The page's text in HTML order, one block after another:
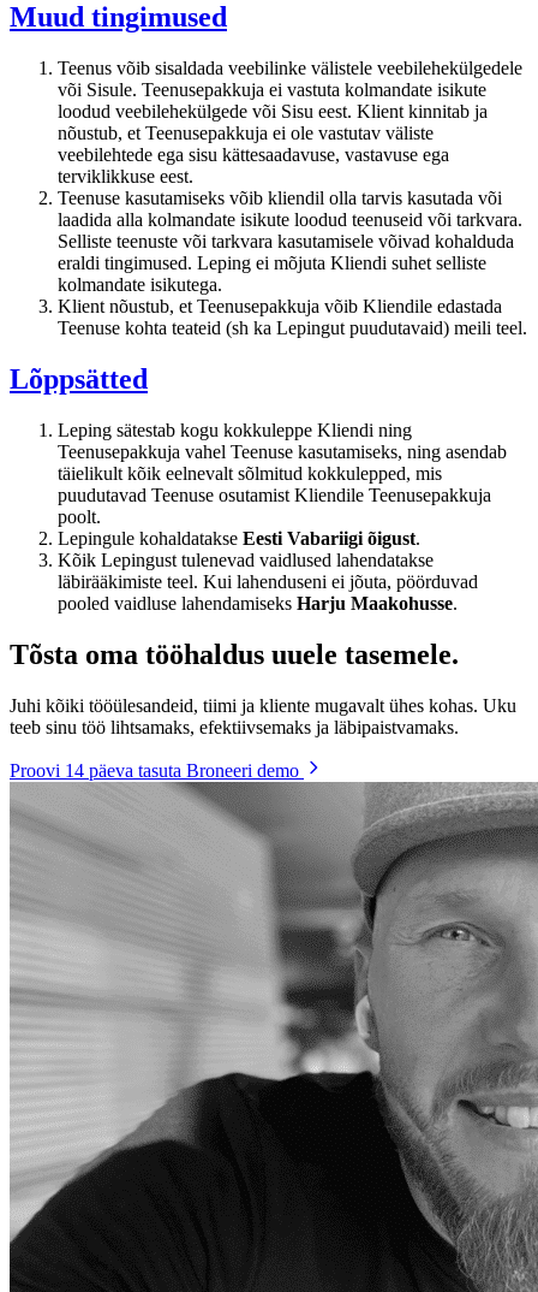
Muud tingimused
Teenus võib sisaldada veebilinke välistele veebilehekülgedele
või Sisule. Teenusepakkuja ei vastuta kolmandate isikute
loodud veebilehekülgede või Sisu eest. Klient kinnitab ja
nõustub, et Teenusepakkuja ei ole vastutav väliste
veebilehtede ega sisu kättesaadavuse, vastavuse ega
terviklikkuse eest.
Teenuse kasutamiseks võib kliendil olla tarvis kasutada või
laadida alla kolmandate isikute loodud teenuseid või tarkvara.
Selliste teenuste või tarkvara kasutamisele võivad kohalduda
eraldi tingimused. Leping ei mõjuta Kliendi suhet selliste
kolmandate isikutega.
Klient nõustub, et Teenusepakkuja võib Kliendile edastada
Teenuse kohta teateid (sh ka Lepingut puudutavaid) meili teel.
Lõppsätted
Leping sätestab kogu kokkuleppe Kliendi ning
Teenusepakkuja vahel Teenuse kasutamiseks, ning asendab
täielikult kõik eelnevalt sõlmitud kokkulepped, mis
puudutavad Teenuse osutamist Kliendile Teenusepakkuja
poolt.
Lepingule kohaldatakse Eesti Vabariigi õigust.
Kõik Lepingust tulenevad vaidlused lahendatakse
läbirääkimiste teel. Kui lahenduseni ei jõuta, pöörduvad
pooled vaidluse lahendamiseks Harju Maakohusse.
Tõsta oma tööhaldus uuele tasemele.
Juhi kõiki tööülesandeid, tiimi ja kliente mugavalt ühes kohas. Uku
teeb sinu töö lihtsamaks, efektiivsemaks ja läbipaistvamaks.
Proovi 14 päeva tasuta Broneeri demo